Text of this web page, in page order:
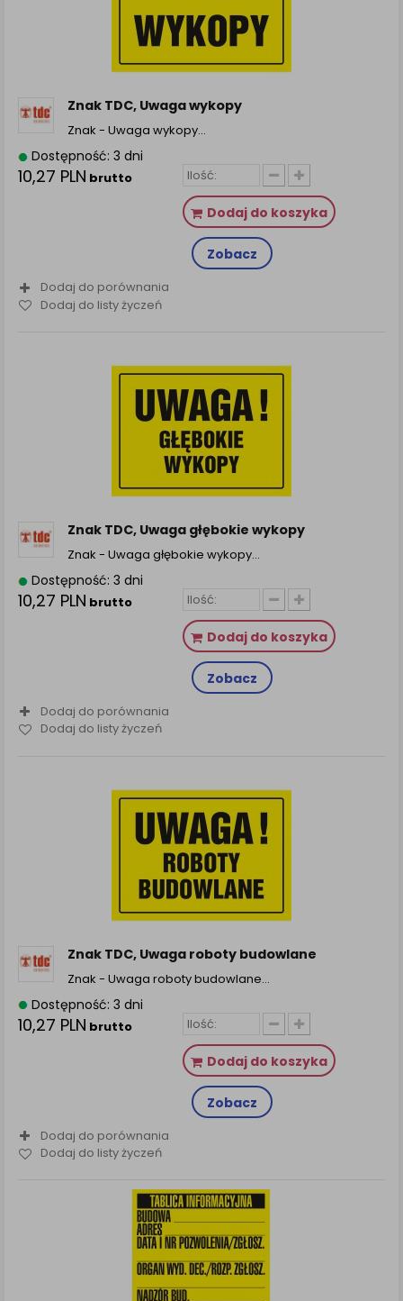
Znak TDC, Uwaga wykopy
Znak - Uwaga wykopy…
Dostępność: 3 dni
10,27 PLN brutto
Dodaj do koszyka
Zobacz
Dodaj do porównania
Dodaj do listy życzeń
Znak TDC, Uwaga głębokie wykopy
Znak - Uwaga głębokie wykopy…
Dostępność: 3 dni
10,27 PLN brutto
Dodaj do koszyka
Zobacz
Dodaj do porównania
Dodaj do listy życzeń
Znak TDC, Uwaga roboty budowlane
Znak - Uwaga roboty budowlane…
Dostępność: 3 dni
10,27 PLN brutto
Dodaj do koszyka
Zobacz
Dodaj do porównania
Dodaj do listy życzeń